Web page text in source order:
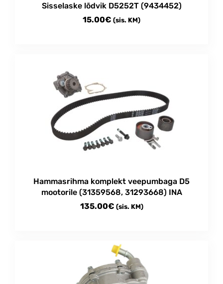
Sisselaske lõdvik D5252T (9434452)
15.00€ (sis. KM)
Hammasrihma komplekt veepumbaga D5
mootorile (31359568, 31293668) INA
135.00€ (sis. KM)